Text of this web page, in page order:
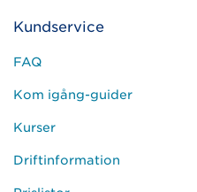
Kundservice
FAQ
Kom igång-guider
Kurser
Driftinformation